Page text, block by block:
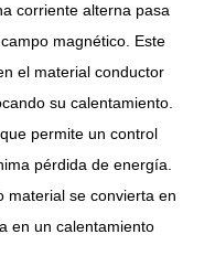
corriente alterna pasa
magnético. Este
el material conductor
su calentamiento.
permite un control
pérdida de energía.
material se convierta en
en un calentamiento